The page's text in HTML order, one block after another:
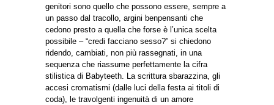
genitori sono quello che possono essere, sempre a
un passo dal tracollo, argini benpensanti che
cedono presto a quella che forse è l’unica scelta
possibile – “credi facciano sesso?” si chiedono
ridendo, cambiati, non più rassegnati, in una
sequenza che riassume perfettamente la cifra
stilistica di Babyteeth. La scrittura sbarazzina, gli
accesi cromatismi (dalle luci della festa ai titoli di
coda), le travolgenti ingenuità di un amore